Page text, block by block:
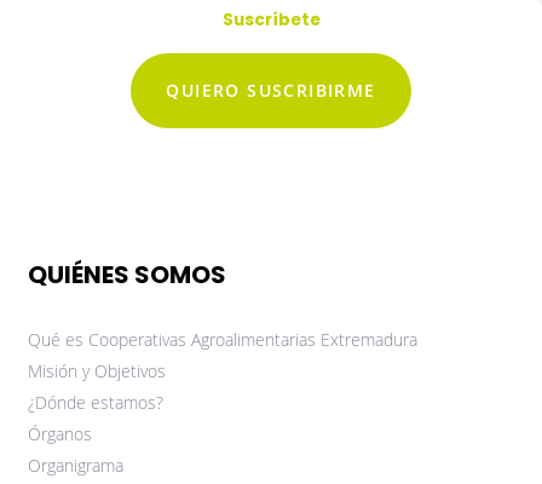
Suscríbete
QUIERO SUSCRIBIRME
QUIÉNES SOMOS
Qué es Cooperativas Agroalimentarias Extremadura
Misión y Objetivos
¿Dónde estamos?
Órganos
Organigrama